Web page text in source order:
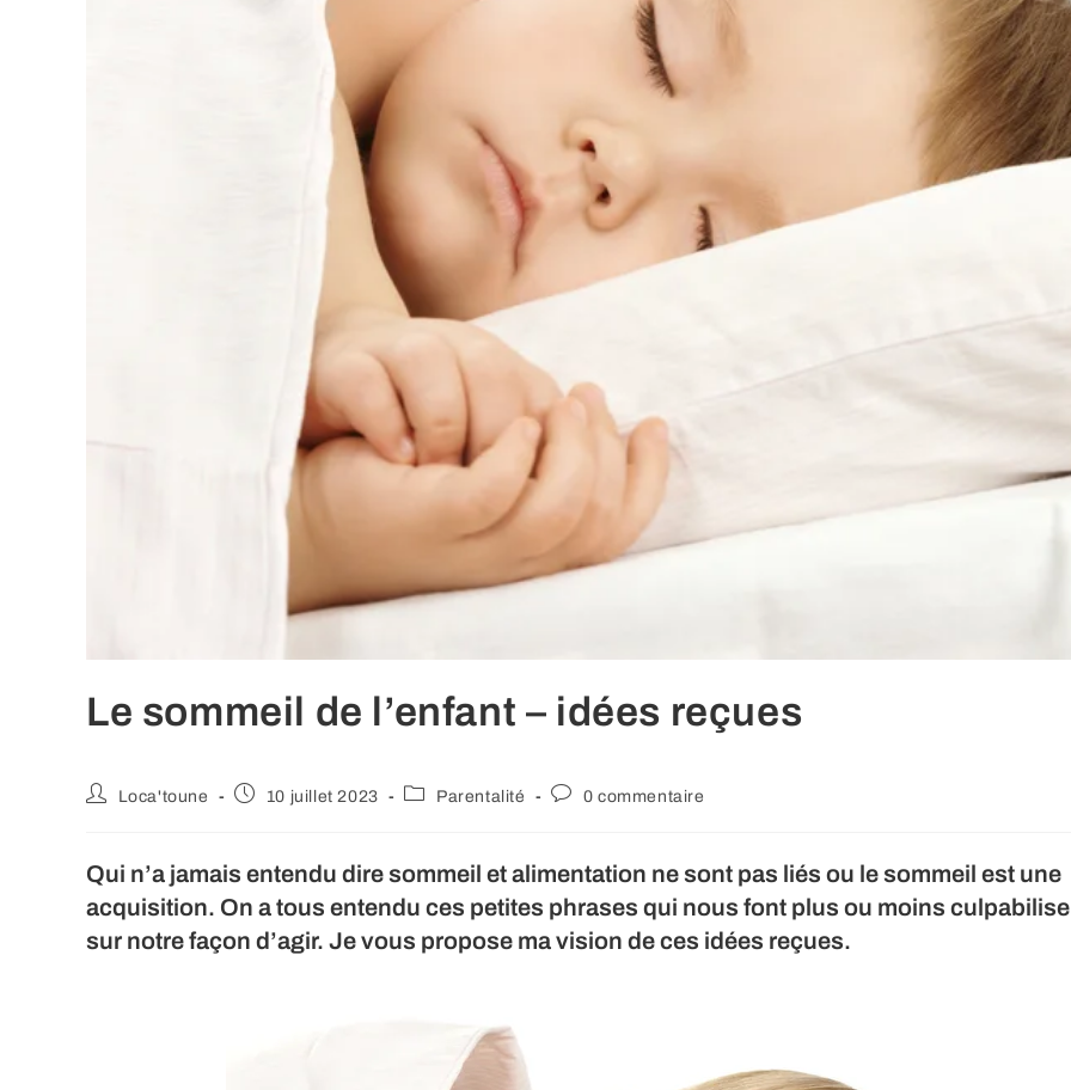
Le sommeil de l’enfant – idées reçues
Auteur/autrice
publication :
Loca'toune
Publication
10 juillet 2023
PostParentalité
Commentaires
publication :
0 commentaire
Qui n’a jamais entendu dire sommeil et alimentation ne sont pas liés ou le sommeil est une
acquisition. On a tous entendu ces petites phrases qui nous font plus ou moins
sur notre façon d’agir. Je vous propose ma vision de ces idées reçues.